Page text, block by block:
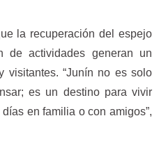
la recuperación del espejo
de actividades generan un
visitantes. “Junín no es solo
es un destino para vivir
en familia o con amigos”,